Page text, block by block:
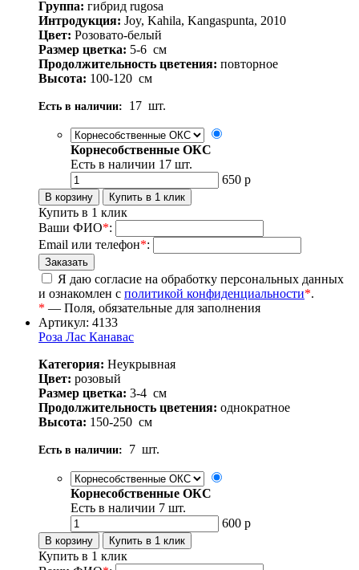
Группа: гибрид rugosa
Интродукция: Joy, Kahila, Kangaspunta, 2010
Цвет: Розовато-белый
Размер цветка: 5-6 см
Продолжительность цветения: повторное
Высота: 100-120 см
Есть в наличии: 17 шт.
Корнесобственные ОКС
Есть в наличии 17 шт.
650 р
Купить в 1 клик
Ваши ФИО*:
Email или телефон*:
Я даю согласие на обработку персональных данных
и ознакомлен с политикой конфиденциальности*.
* — Поля, обязательные для заполнения
Артикул: 4133
Роза Лас Канавас
Категория: Неукрывная
Цвет: розовый
Размер цветка: 3-4 см
Продолжительность цветения: однократное
Высота: 150-250 см
Есть в наличии: 7 шт.
Корнесобственные ОКС
Есть в наличии 7 шт.
600 р
Купить в 1 клик